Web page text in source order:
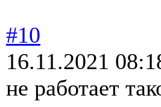
#10
16.11.2021
не работает